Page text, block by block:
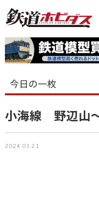
今日の一枚
小海線 野辺山
2024.03.21